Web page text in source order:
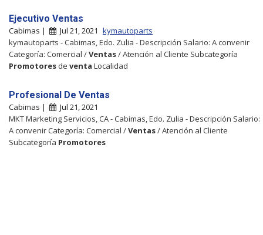
Ejecutivo Ventas
Cabimas | Jul 21, 2021 kymautoparts
kymautoparts - Cabimas, Edo. Zulia - Descripción Salario: A convenir
Categoría: Comercial /Ventas/ Atención al Cliente Subcategoría
Promotores de venta Localidad
Profesional De Ventas
Cabimas |
Jul 21, 2021
MKT Marketing Servicios, CA - Cabimas, Edo. Zulia - Descripción Salario:
A convenir Categoría: Comercial /Ventas/ Atención al Cliente
Subcategoría Promotores